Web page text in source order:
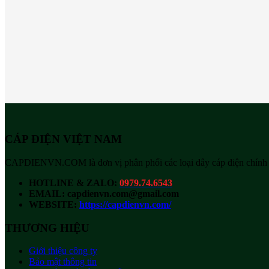
CÁP ĐIỆN VIỆT NAM
CAPDIENVN.COM là đơn vị phân phối các loại dây cáp điện
HOTLINE & ZALO: 0979.74.6543
EMAIL: capdienvn.com@gmail.com
WEBSITE: https://capdienvn.com/
THƯƠNG HIỆU
Giới thiệu công ty
Bảo mật thông tin